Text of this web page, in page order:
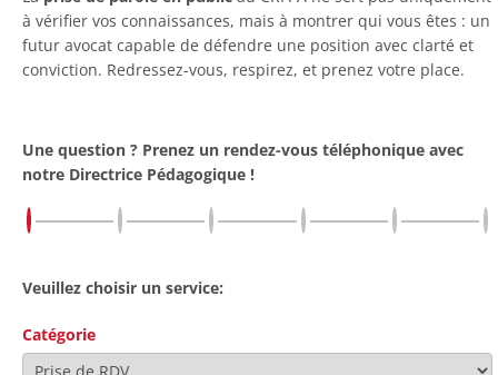
à vérifier vos connaissances, mais à montrer qui vous êtes : un
futur avocat capable de défendre une position avec clarté et
conviction. Redressez-vous, respirez, et prenez votre place.
Une question ? Prenez un rendez-vous téléphonique avec
notre Directrice Pédagogique !
Veuillez choisir un service:
Catégorie